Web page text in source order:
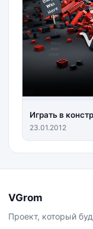
Играть в
23.01.2012
VGrom
Проект, который